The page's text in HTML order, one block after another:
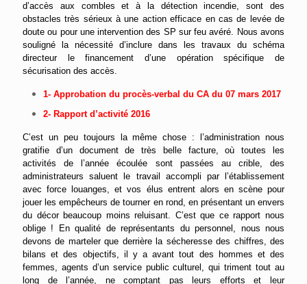
d’accès aux combles et à la détection incendie, sont des
obstacles très sérieux à une action efficace en cas de levée de
doute ou pour une intervention des SP sur feu avéré. Nous avons
souligné la nécessité d’inclure dans les travaux du schéma
directeur le financement d’une opération spécifique de
sécurisation des accès.
1- Approbation du procès-verbal du CA du 07 mars 2017
2- Rapport d’activité 2016
C’est un peu toujours
la même chose : l’administration nous
gratifie d’un document de très belle facture, où toutes les
activités de l’année écoulée sont passées au crible, des
administrateurs saluent le travail accompli par l’établissement
avec force louanges, et vos élus entrent alors en scène pour
jouer les empêcheurs de tourner en rond, en présentant un envers
du décor beaucoup moins reluisant. C’est que ce rapport nous
oblige ! En qualité de représentants du personnel, nous nous
devons de marteler que derrière la sécheresse des chiffres, des
bilans et des objectifs, il y a avant tout des hommes et des
femmes, agents d’un service public culturel, qui triment tout au
long de l’année, ne comptant pas leurs efforts et leur